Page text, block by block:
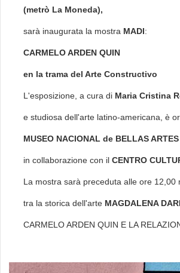
(metrò La Moneda),
sarà inaugurata la mostra MADI:
CARMELO ARDEN QUIN
en la trama del Arte Constructivo
L'esposizione, a cura di Maria Cristina
e studiosa dell'arte latino-americana, è
MUSEO NACIONAL de BELLAS
in collaborazione con il CENTRO
La mostra sarà preceduta alle ore 12,00
tra la storica dell'arte MAGDALENA
CARMELO ARDEN QUIN E LA